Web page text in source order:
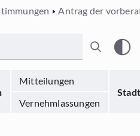
Antrag der
Mitteilungen
Stadt
Vernehmlassungen